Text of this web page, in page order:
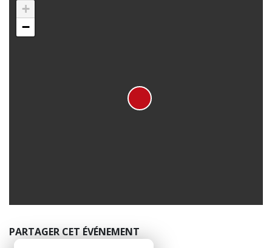
+
−
PARTAGER CET ÉVÉNEMENT